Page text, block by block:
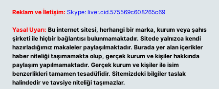
Reklam ve İletişim: Skype: live:.cid.575569c608265c69
Yasal Uyarı: Bu internet sitesi, herhangi bir marka, kurum veya şahıs
şirketi ile hiçbir bağlantısı bulunmamaktadır. Sitede yalnızca kendi
hazırladığımız makaleler paylaşılmaktadır. Burada yer alan içerikler
haber niteliği taşımamakta olup, gerçek kurum ve kişiler hakkında
paylaşım yapılmamaktadır. Gerçek kurum ve kişiler ile isim
benzerlikleri tamamen tesadüfidir. Sitemizdeki bilgiler taslak
halindedir ve tavsiye niteliği taşımazlar.